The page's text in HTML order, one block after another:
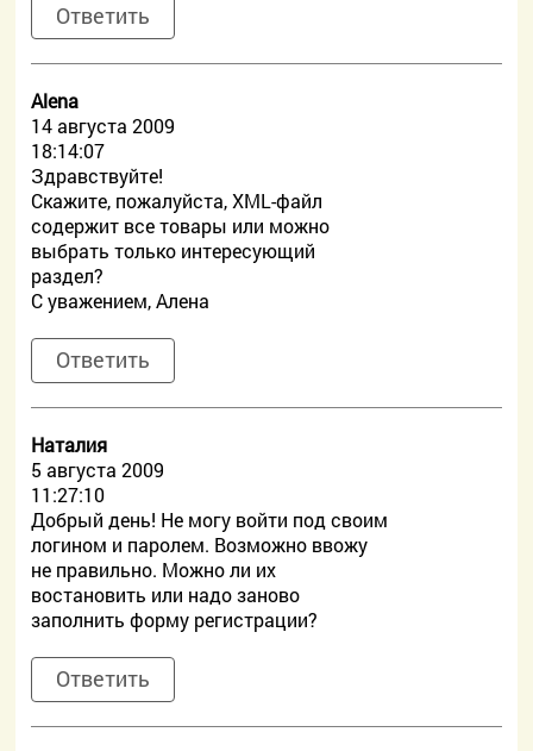
Ответить
Alena
14 августа 2009
18:14:07
Здравствуйте!
Скажите, пожалуйста, XML-файл
содержит все товары или можно
выбрать только интересующий
раздел?
С уважением, Алена
Ответить
Наталия
5 августа 2009
11:27:10
Добрый день! Не могу войти под своим
логином и паролем. Возможно ввожу
не правильно. Можно ли их
востановить или надо заново
заполнить форму регистрации?
Ответить